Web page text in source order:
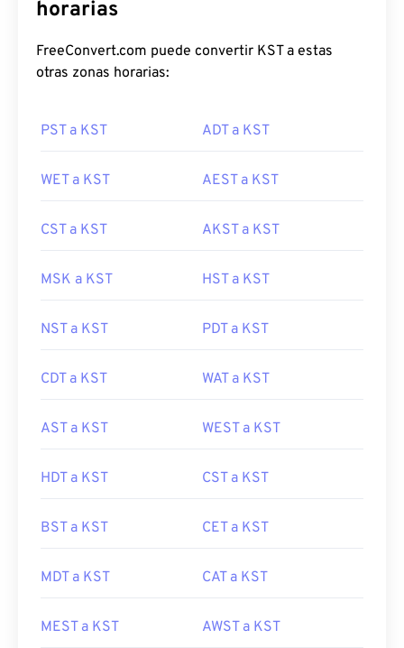
horarias
FreeConvert.com puede convertir KST a estas
otras zonas horarias:
PST a KST ADT a KST
WET a KST AEST a KST
CST a KST AKST a KST
MSK a KST HST a KST
NST a KST PDT a KST
CDT a KST WAT a KST
AST a KST WEST a KST
HDT a KST CST a KST
BST a KST CET a KST
MDT a KST CAT a KST
MEST a KST AWST a KST